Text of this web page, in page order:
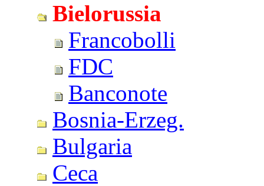
Bielorussia
Francobolli
FDC
Banconote
Bosnia-Erzeg.
Bulgaria
Ceca